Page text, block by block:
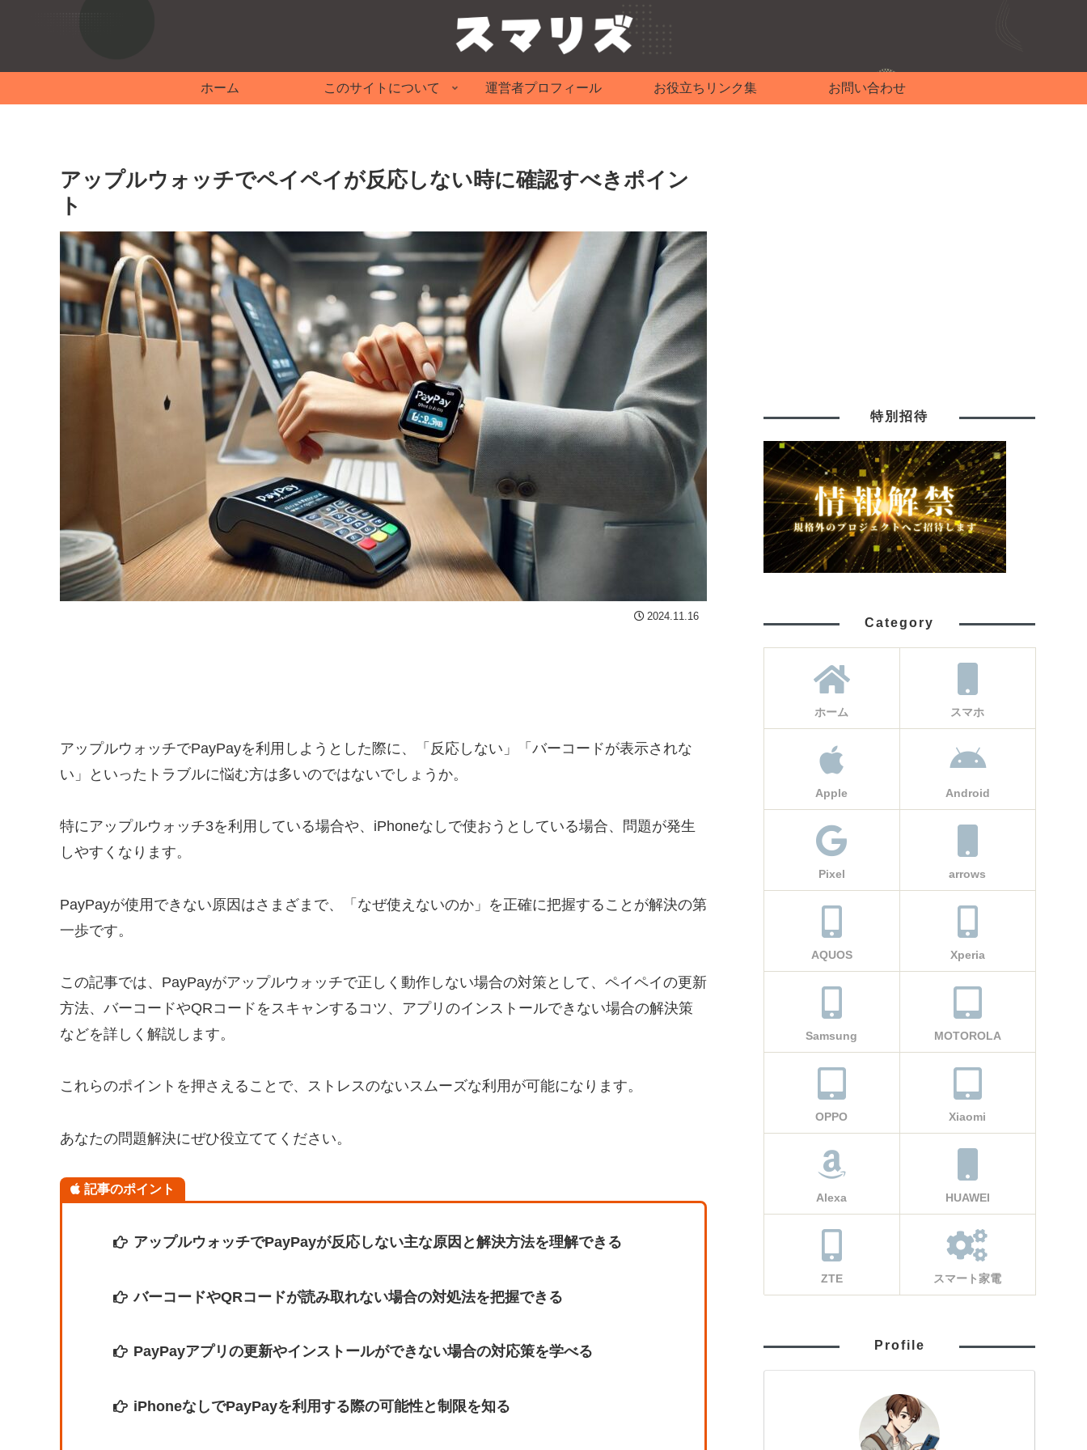
ホーム このサイトについて 運営者プロフィール お役立ちリンク集 お問い合わせ
アップルウォッチでペイペイが反応しない時に確認すべきポイン
ト
2024.11.16
アップルウォッチでPayPayを利用しようとした際に、「反応しない」「バーコードが表示されな
い」といったトラブルに悩む方は多いのではないでしょうか。
特にアップルウォッチ3を利用している場合や、iPhoneなしで使おうとしている場合、問題が発生
しやすくなります。
PayPayが使用できない原因はさまざまで、「なぜ使えないのか」を正確に把握することが解決の第
一歩です。
この記事では、PayPayがアップルウォッチで正しく動作しない場合の対策として、ペイペイの更新
方法、バーコードやQRコードをスキャンするコツ、アプリのインストールできない場合の解決策
などを詳しく解説します。
これらのポイントを押さえることで、ストレスのないスムーズな利用が可能になります。
あなたの問題解決にぜひ役立ててください。
記事のポイント
アップルウォッチでPayPayが反応しない主な原因と解決方法を理解できる
バーコードやQRコードが読み取れない場合の対処法を把握できる
PayPayアプリの更新やインストールができない場合の対応策を学べる
iPhoneなしでPayPayを利用する際の可能性と制限を知る
特別招待
Category
ホーム スマホ
Apple Android
Pixel arrows
AQUOS Xperia
Samsung MOTOROLA
OPPO Xiaomi
Alexa HUAWEI
ZTE スマート家電
Profile